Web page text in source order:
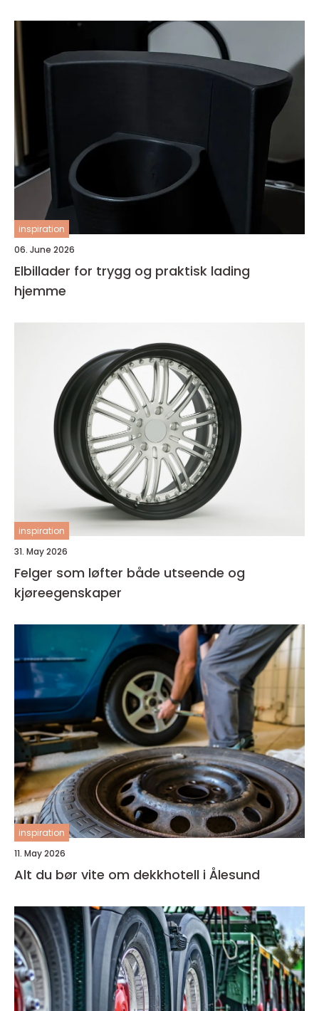
inspiration
06. June 2026
Elbillader for trygg og praktisk lading
hjemme
inspiration
31. May 2026
Felger som løfter både utseende og
kjøreegenskaper
inspiration
11. May 2026
Alt du bør vite om dekkhotell i Ålesund